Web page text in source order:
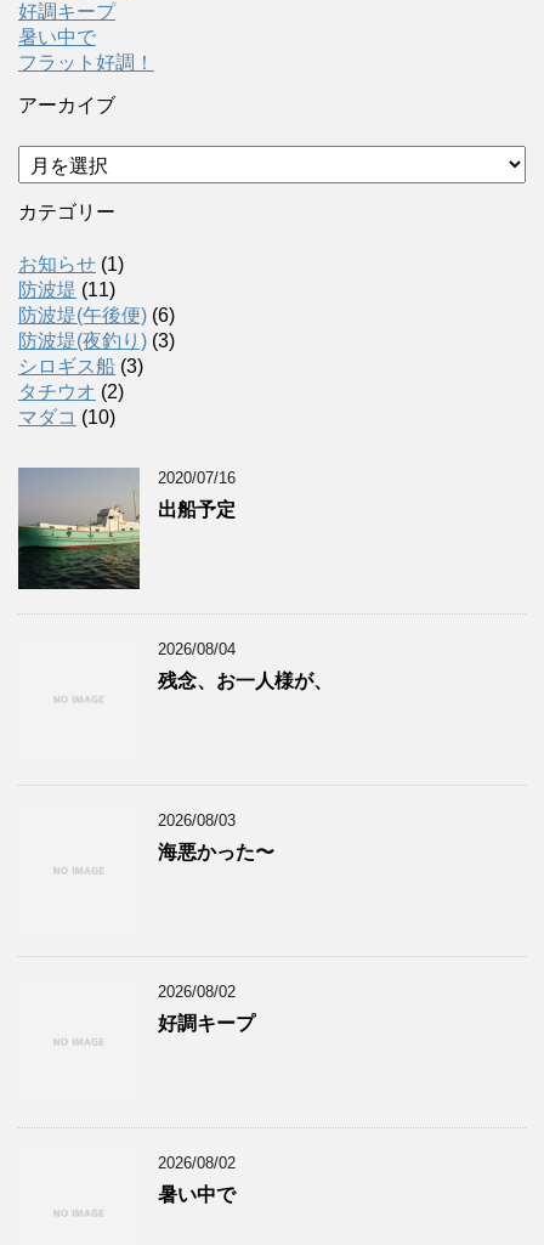
好調キープ
暑い中で
フラット好調！
アーカイブ
ア
ー
カ
ブ
カテゴリー
お知らせ (1)
防波堤 (11)
防波堤(午後便) (6)
防波堤(夜釣り) (3)
シロギス船 (3)
タチウオ (2)
マダコ (10)
2020/07/16
出船予定
2026/08/04
残念、お一人様が、
2026/08/03
海悪かった〜
2026/08/02
好調キープ
2026/08/02
暑い中で